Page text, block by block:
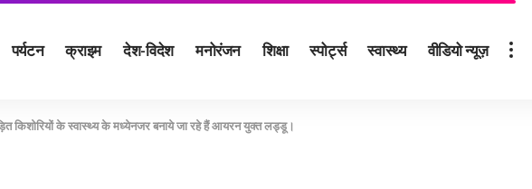
पर्यटन क्राइम देश-विदेश मनोरंजन शिक्षा स्पोर्ट्स स्वास्थ्य वीडियो न्यूज़
किशोरियों के स्वास्थ्य के मध्येनजर बनाये जा रहे हैं आयरन युक्त लड्डू।